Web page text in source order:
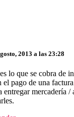
2013 a las 23:28
lo que se cobra de
el pago de una
entregar mercadería /